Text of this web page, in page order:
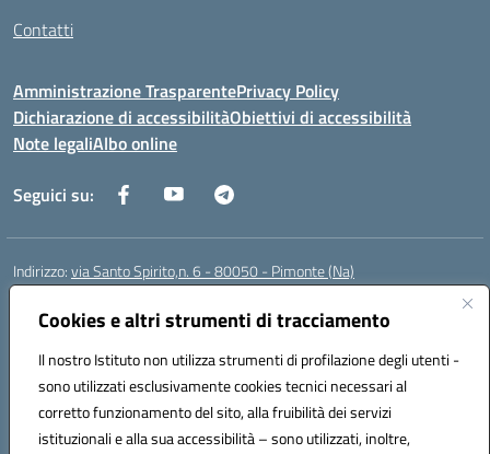
Cookies e altri strumenti di tracciamento
Il nostro Istituto non utilizza strumenti di profilazione degli utenti -
sono utilizzati esclusivamente cookies tecnici necessari al
corretto funzionamento del sito, alla fruibilità dei servizi
istituzionali e alla sua accessibilità – sono utilizzati, inoltre,
Contatti
Amministrazione TrasparentePrivacy Policy
Dichiarazione di accessibilitàObiettivi di accessibilità
Note legaliAlbo online
Seguici su:
Indirizzo:via Santo Spirito,n. 6 - 80050 - Pimonte (Na)
Centralino:
Posta elettronica certificata (PEC):naic86400x@pec.istruzione.it
Codice fiscale: 82008870634
Codice meccanografico:NAIC86400X
Codice Indice delle Pubbliche Amministrazioni (IPA): ISTSC_NAIC86400X
Codice unico di fatturazione (CUF): UF5NKX